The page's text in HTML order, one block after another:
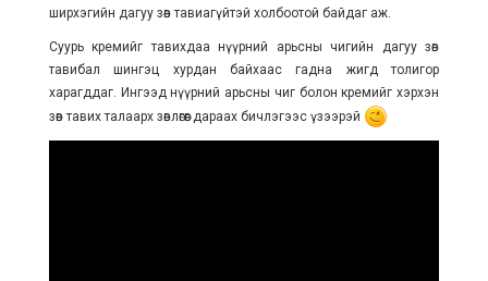
ширхэгийн дагуу зөв тавиагүйтэй холбоотой байдаг аж.
Суурь кремийг тавихдаа нүүрний арьсны чигийн дагуу зөв
тавибал шингэц хурдан байхаас гадна жигд толигор
харагддаг. Ингээд нүүрний арьсны чиг болон кремийг хэрхэн
зөв тавих талаарх зөвлөгөөг дараах бичлэгээс үзээрэй